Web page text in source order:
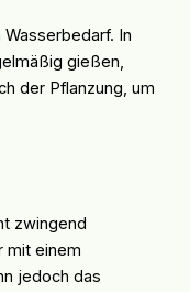
In
gießen,
der Pflanzung, um
zwingend
mit einem
jedoch das